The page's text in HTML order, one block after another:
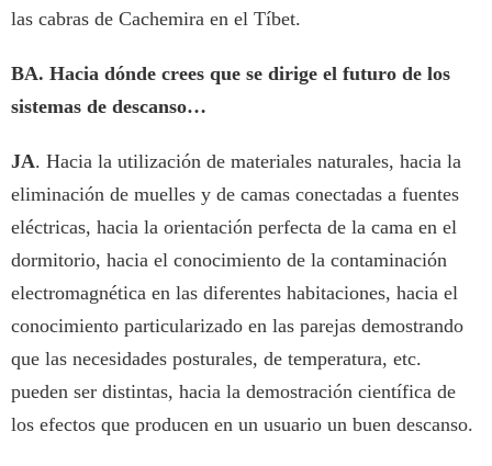
las cabras de Cachemira en el Tíbet.
BA. Hacia dónde crees que se dirige el futuro de los
sistemas de descanso…
JA. Hacia la utilización de materiales naturales, hacia la
eliminación de muelles y de camas conectadas a fuentes
eléctricas, hacia la orientación perfecta de la cama en el
dormitorio, hacia el conocimiento de la contaminación
electromagnética en las diferentes habitaciones, hacia el
conocimiento particularizado en las parejas demostrando
que las necesidades posturales, de temperatura, etc.
pueden ser distintas, hacia la demostración científica de
los efectos que producen en un usuario un buen descanso.